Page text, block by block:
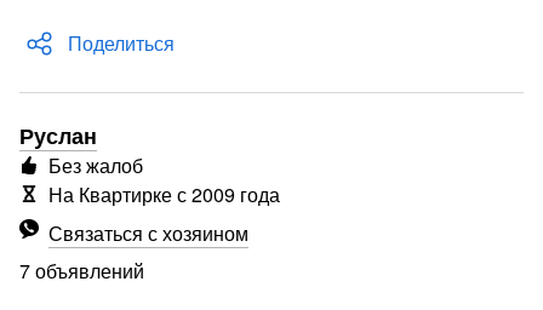
Поделиться
Руслан
Связаться с хозяином
7 объявлений
Без жалоб
На Квартирке с 2009 года